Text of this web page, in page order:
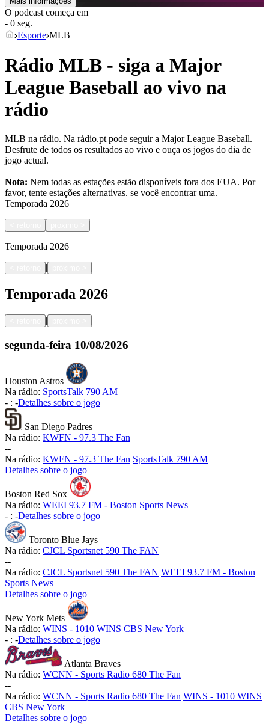
O podcast começa em
- 0 seg.
Esporte MLB
Rádio MLB - siga a Major
League Baseball ao vivo na
rádio
MLB na rádio. Na rádio.pt pode seguir a Major League Baseball.
Desfrute de todos os resultados ao vivo e ouça os jogos do dia de
jogo actual.
Nota: Nem todas as estações estão disponíveis fora dos EUA. Por
favor, tente estações alternativas. se você encontrar uma.
Temporada 2026
Temporada 2026
|
Temporada 2026
|
segunda-feira 10/08/2026
Houston Astros
Na rádio: SportsTalk 790 AM
- : -Detalhes sobre o jogo
San Diego Padres
Na rádio: KWFN - 97.3 The Fan
--
Na rádio: KWFN - 97.3 The Fan SportsTalk 790 AM
Detalhes sobre o jogo
Boston Red Sox
Na rádio: WEEI 93.7 FM - Boston Sports News
- : -Detalhes sobre o jogo
Toronto Blue Jays
Na rádio: CJCL Sportsnet 590 The FAN
--
Na rádio: CJCL Sportsnet 590 The FAN WEEI 93.7 FM - Boston
Sports News
Detalhes sobre o jogo
New York Mets
Na rádio: WINS - 1010 WINS CBS New York
- : -Detalhes sobre o jogo
Atlanta Braves
Na rádio: WCNN - Sports Radio 680 The Fan
--
Na rádio: WCNN - Sports Radio 680 The Fan WINS - 1010 WINS
CBS New York
Detalhes sobre o jogo